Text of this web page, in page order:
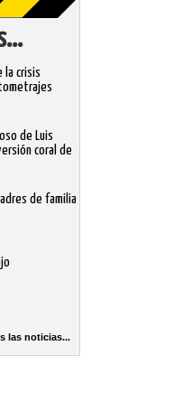
la crisis
de Luis
coral de
de familia
las noticias...